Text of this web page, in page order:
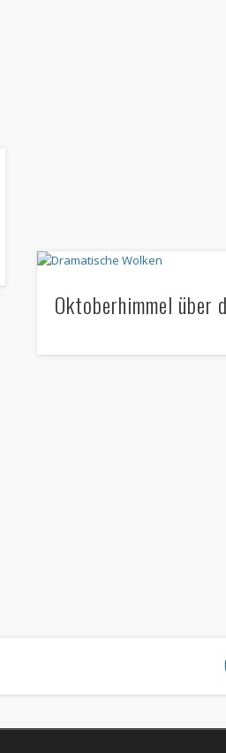
Oktoberhimmel über